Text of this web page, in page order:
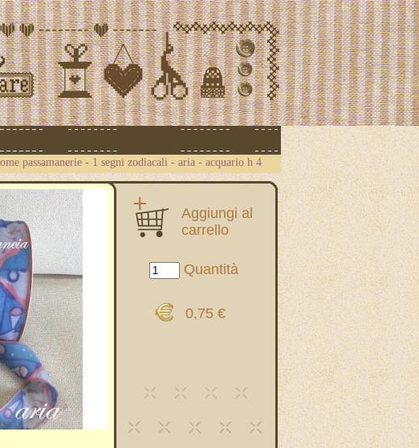
passamanerie - 1 segni zodiacali - aria - acquario h 4
Aggiungi al
carrello
Quantità
0,75 €